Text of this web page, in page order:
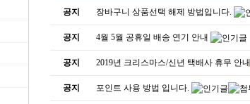
공지 장바구니 상품선택 해제 방법입니다.
공지 4월 5월 공휴일 배송 연기 안내
공지 2019년 크리스마스/신년 택배사 휴무 안내
공지 포인트 사용 방법 입니다.